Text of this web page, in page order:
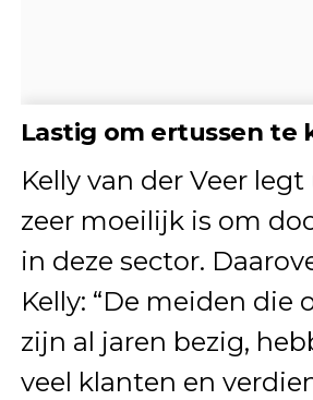
Lastig om ertussen te
Kelly van der Veer
zeer moeilijk is om
in deze sector.
Kelly: “De meiden die
zijn al jaren bezig,
veel klanten en